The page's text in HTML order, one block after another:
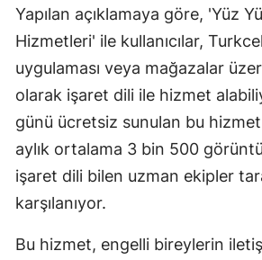
Yapılan açıklamaya göre, 'Yüz
Hizmetleri' ile kullanıcılar,
uygulaması veya mağazalar
olarak işaret dili ile hizmet
günü ücretsiz sunulan bu hizmet
aylık ortalama 3 bin 500
işaret dili bilen uzman ekipler
karşılanıyor.
Bu hizmet, engelli bireylerin